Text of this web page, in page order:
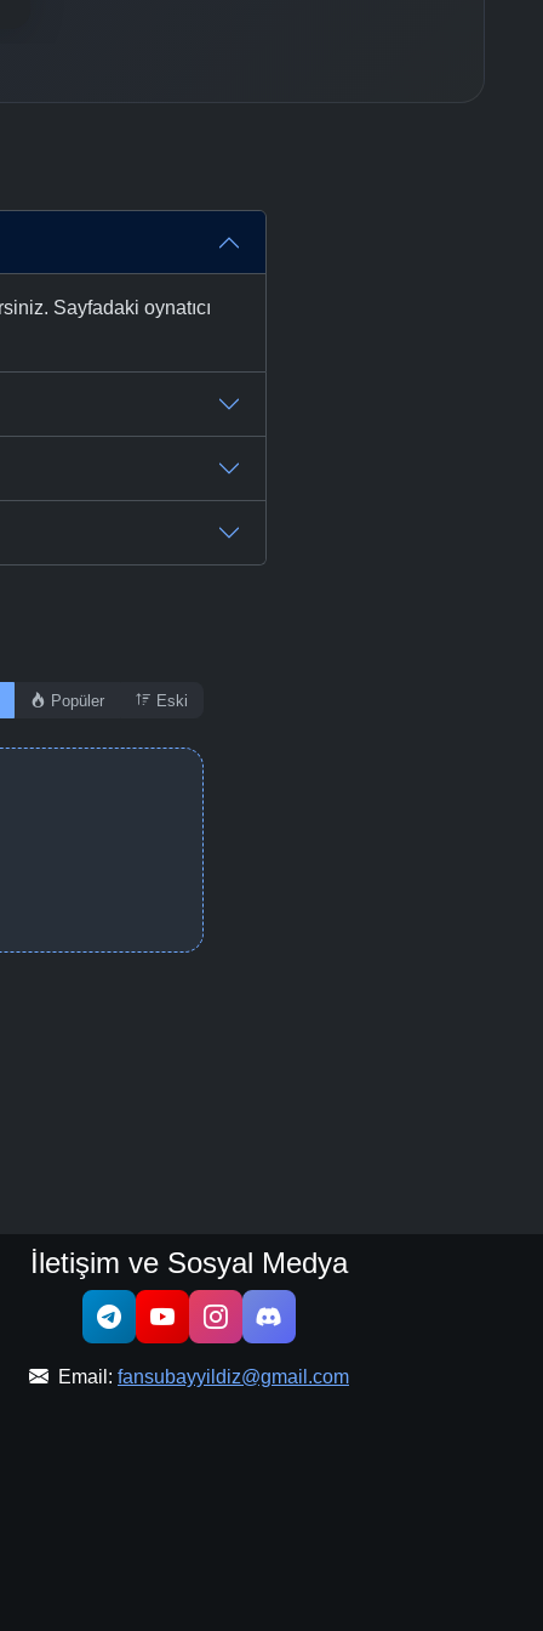
Sayfadaki oynatıcı
Popüler Eski
İletişim ve Sosyal Medya
Email: fansubayyildiz@gmail.com